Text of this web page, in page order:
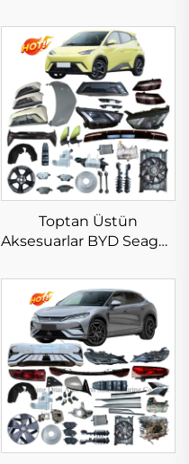
Toptan Üstün
Aksesuarlar BYD Seagull
Parçaları Yeni Enerji
Elektrikli Araba BYD
Seagull Yedek Parçaları